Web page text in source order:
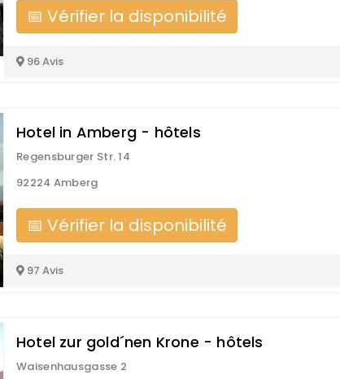
📅 Vérifier la disponibilité
96 Avis
Hotel in Amberg - hôtels
Regensburger Str. 14
92224 Amberg
📅 Vérifier la disponibilité
97 Avis
Hotel zur gold´nen Krone - hôtels
Waisenhausgasse 2